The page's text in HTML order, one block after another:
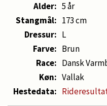
Alder: 5 år
Stangmål: 173 cm
Dressur: L
Farve: Brun
Race: Dansk
Køn: Vallak
Hestedata: